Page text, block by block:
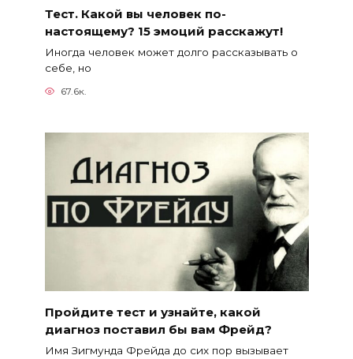
Тест. Какой вы человек по-
настоящему? 15 эмоций расскажут!
Иногда человек может долго рассказывать о
себе, но
67.6к.
Пройдите тест и узнайте, какой
диагноз поставил бы вам Фрейд?
Имя Зигмунда Фрейда до сих пор вызывает